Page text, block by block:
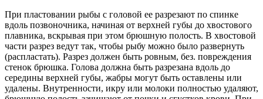
При пластовании рыбы с головой ее разрезают по спинке
вдоль позвоночника, начиная от верхней губы до хвостового
плавника, вскрывая при этом брюшную полость. В хвостовой
части разрез ведут так, чтобы рыбу можно было развернуть
(распластать). Разрез должен быть ровным, без. повреждения
стенок брюшка. Голова должна быть разрезана вдоль до
середины верхней губы, жабры могут быть оставлены или
удалены. Внутренности, икру или молоки полностью удаляют,